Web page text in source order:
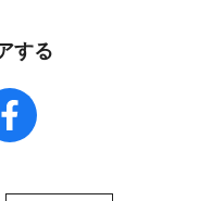
する